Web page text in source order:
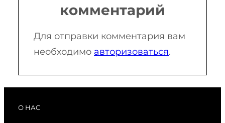
комментарий
Для отправки комментария вам
необходимо авторизоваться.
О НАС